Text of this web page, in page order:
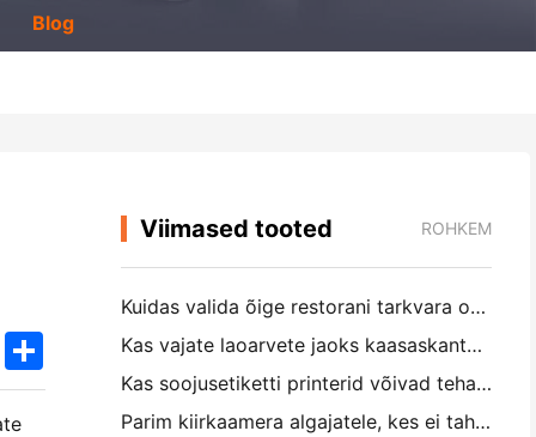
Blog
TwitterShare
Viimased tooted ROHKEM
Kuidas valida õige restorani tarkvara oma väikese või keskmise suurusega restorani jaoks
Kas vajate laoarvete jaoks kaasaskantavat A4-printerit? Mis tegelikult töötab
Kas soojusetiketti printerid võivad teha väikeettevõtete toodetele veekindel etikett?
Parim kiirkaamera algajatele, kes ei taha paberit raiskata